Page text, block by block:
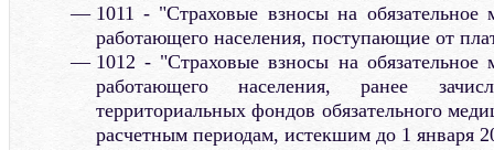
1011 - "Страховые взносы на обязательное
работающего населения, поступающие от
1012 - "Страховые взносы на обязательное
работающего населения, ранее
территориальных фондов обязательного
расчетным периодам, истекшим до 1 января